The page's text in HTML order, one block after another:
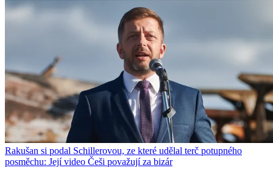
Rakušan si podal Schillerovou, ze které udělal terč potupného
posměchu: Její video Češi považují za bizár